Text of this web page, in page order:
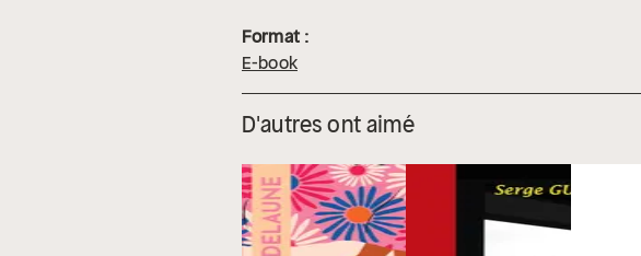
Format :
E-book
D'autres ont aimé